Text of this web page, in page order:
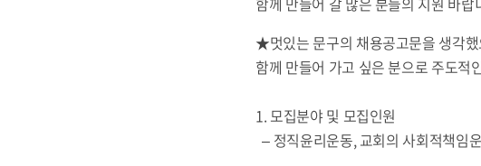
★멋있는 문구의 채용공고문을 생각
함께 만들어 가고 싶은 분으로 주도적
1. 모집분야 및 모집인원
– 정직윤리운동, 교회의 사회적책임